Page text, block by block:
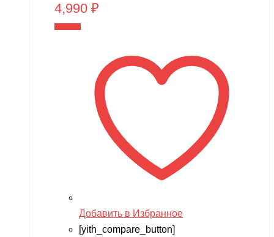
4,990 ₽
Добавить в Избранное
[yith_compare_button]